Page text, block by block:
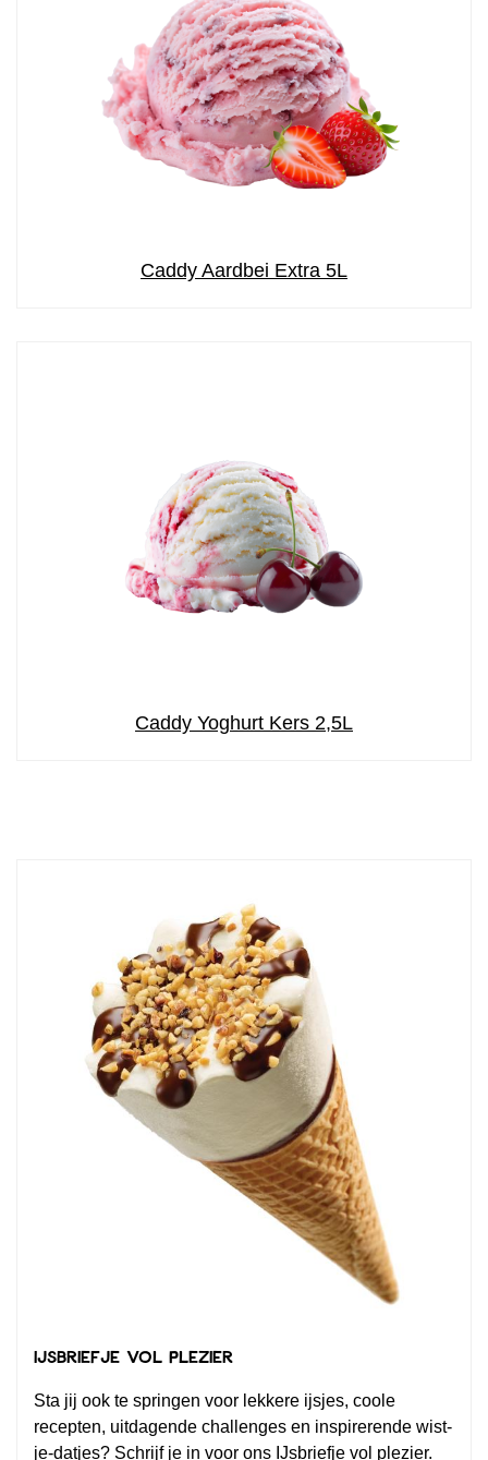
Caddy Aardbei Extra 5L
Caddy Yoghurt Kers 2,5L
IJsbriefje vol plezier
Sta jij ook te springen voor lekkere ijsjes, coole
recepten, uitdagende challenges en inspirerende wist-
je-datjes? Schrijf je in voor ons IJsbriefje vol plezier.